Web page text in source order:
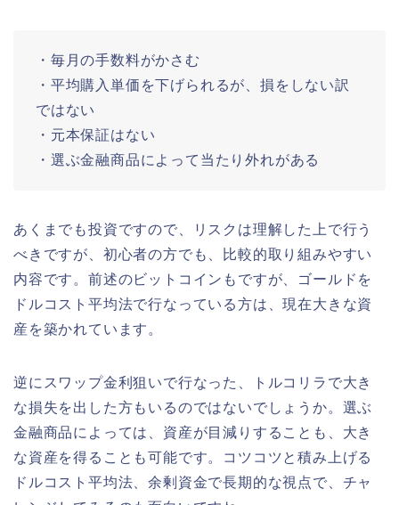
・毎月の手数料がかさむ
・平均購入単価を下げられるが、損をしない訳
ではない
・元本保証はない
・選ぶ金融商品によって当たり外れがある
あくまでも投資ですので、リスクは理解した上で行う
べきですが、初心者の方でも、比較的取り組みやすい
内容です。前述のビットコインもですが、ゴールドを
ドルコスト平均法で行なっている方は、現在大きな資
産を築かれています。
逆にスワップ金利狙いで行なった、トルコリラで大き
な損失を出した方もいるのではないでしょうか。選ぶ
金融商品によっては、資産が目減りすることも、大き
な資産を得ることも可能です。コツコツと積み上げる
ドルコスト平均法、余剰資金で長期的な視点で、チャ